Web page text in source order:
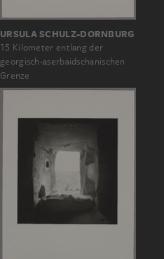
URSULA SCHULZ-DORNBURG
15 Kilometer entlang der
georgisch-aserbaidschanischen
Grenze